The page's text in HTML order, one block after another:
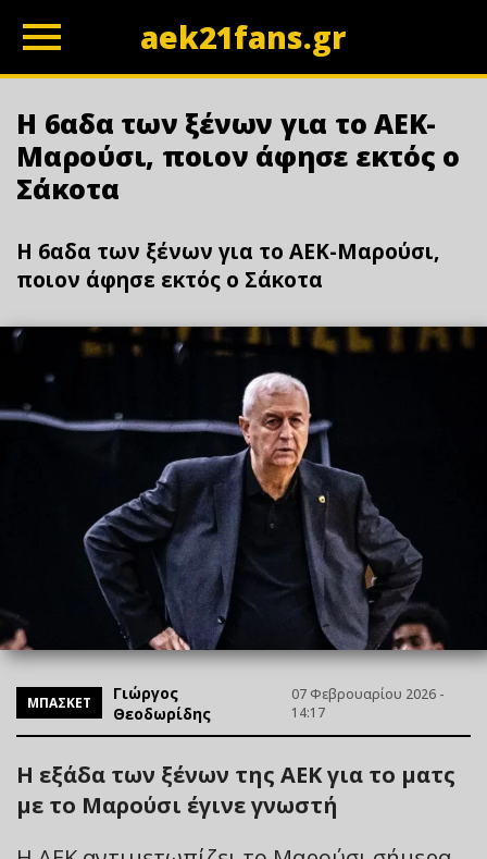
aek21fans.gr
Η 6αδα των ξένων για το ΑΕΚ-
Μαρούσι, ποιον άφησε εκτός ο
Σάκοτα
Η 6αδα των ξένων για το ΑΕΚ-Μαρούσι,
ποιον άφησε εκτός ο Σάκοτα
ΜΠΑΣΚΕΤ
Γιώργος
Θεοδωρίδης
07 Φεβρουαρίου 2026 -
14:17
Η εξάδα των ξένων της ΑΕΚ για το ματς
με το Μαρούσι έγινε γνωστή